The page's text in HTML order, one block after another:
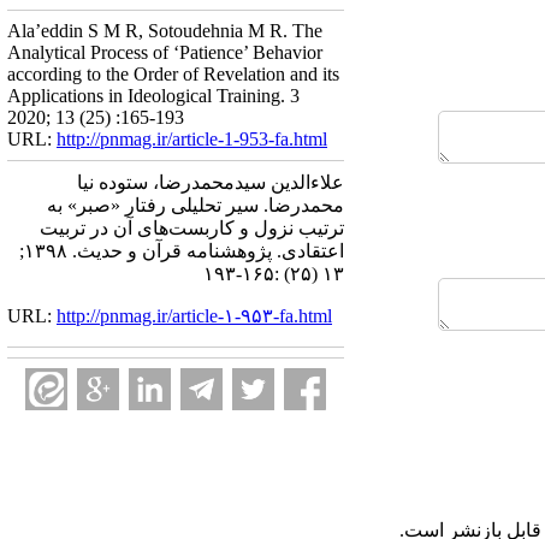
Ala’eddin S M R, Sotoudehnia M R. The
Analytical Process of ‘Patience’ Behavior
according to the Order of Revelation and its
Applications in Ideological Training. 3
2020; 13 (25) :165-193
URL: http://pnmag.ir/article-1-953-fa.html
علاءالدین سیدمحمدرضا، ستوده نیا
محمدرضا. سیر تحلیلی رفتار «صبر» به
ترتیب نزول و کاربست‌های آن در تربیت
اعتقادی. پژوهشنامه قرآن و حدیث. ۱۳۹۸;
۱۳ (۲۵) :۱۶۵-۱۹۳
URL: http://pnmag.ir/article-۱-۹۵۳-fa.html
قابل بازنشر است.